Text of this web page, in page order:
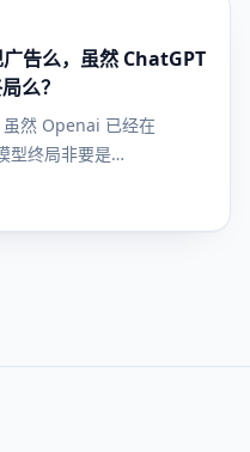
告么，虽然 ChatGPT
么？
然 Openai 已经在
型终局非要是…